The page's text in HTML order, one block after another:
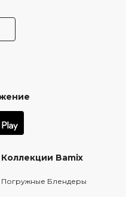
Коллекции Bamix
Погружные Блендеры